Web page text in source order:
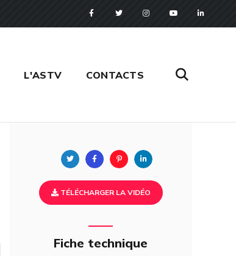
L'ASTV CONTACTS
Twitter FacebookPinterest
TÉLÉCHARGER LA VIDÉO
Fiche technique